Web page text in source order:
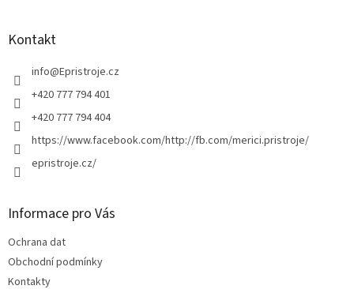
Kontakt
info@Epristroje.cz
+420 777 794 401
+420 777 794 404
https://www.facebook.com/http://fb.com/merici.pristroje/
epristroje.cz/
Informace pro Vás
Ochrana dat
Obchodní podmínky
Kontakty